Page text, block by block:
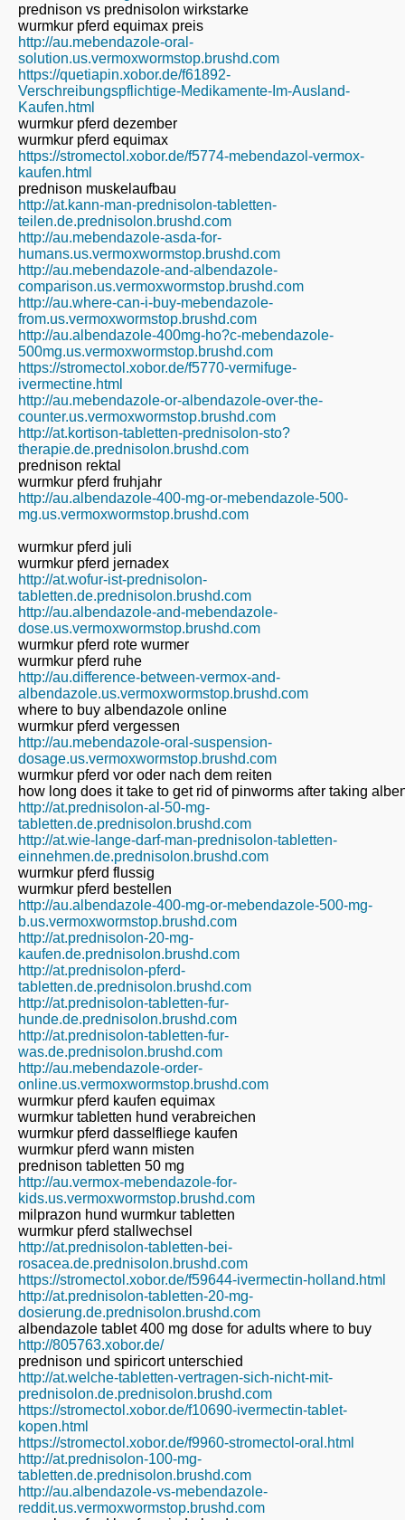
prednison vs prednisolon wirkstarke
wurmkur pferd equimax preis
http://au.mebendazole-oral-
solution.us.vermoxwormstop.brushd.com
https://quetiapin.xobor.de/f61892-
Verschreibungspflichtige-Medikamente-Im-Ausland-
Kaufen.html
wurmkur pferd dezember
wurmkur pferd equimax
https://stromectol.xobor.de/f5774-mebendazol-vermox-
kaufen.html
prednison muskelaufbau
http://at.kann-man-prednisolon-tabletten-
teilen.de.prednisolon.brushd.com
http://au.mebendazole-asda-for-
humans.us.vermoxwormstop.brushd.com
http://au.mebendazole-and-albendazole-
comparison.us.vermoxwormstop.brushd.com
http://au.where-can-i-buy-mebendazole-
from.us.vermoxwormstop.brushd.com
http://au.albendazole-400mg-ho?c-mebendazole-
500mg.us.vermoxwormstop.brushd.com
https://stromectol.xobor.de/f5770-vermifuge-
ivermectine.html
http://au.mebendazole-or-albendazole-over-the-
counter.us.vermoxwormstop.brushd.com
http://at.kortison-tabletten-prednisolon-sto?
therapie.de.prednisolon.brushd.com
prednison rektal
wurmkur pferd fruhjahr
http://au.albendazole-400-mg-or-mebendazole-500-
mg.us.vermoxwormstop.brushd.com
wurmkur pferd juli
wurmkur pferd jernadex
http://at.wofur-ist-prednisolon-
tabletten.de.prednisolon.brushd.com
http://au.albendazole-and-mebendazole-
dose.us.vermoxwormstop.brushd.com
wurmkur pferd rote wurmer
wurmkur pferd ruhe
http://au.difference-between-vermox-and-
albendazole.us.vermoxwormstop.brushd.com
where to buy albendazole online
wurmkur pferd vergessen
http://au.mebendazole-oral-suspension-
dosage.us.vermoxwormstop.brushd.com
wurmkur pferd vor oder nach dem reiten
how long does it take to get rid of pinworms after taking
http://at.prednisolon-al-50-mg-
tabletten.de.prednisolon.brushd.com
http://at.wie-lange-darf-man-prednisolon-tabletten-
einnehmen.de.prednisolon.brushd.com
wurmkur pferd flussig
wurmkur pferd bestellen
http://au.albendazole-400-mg-or-mebendazole-500-mg-
b.us.vermoxwormstop.brushd.com
http://at.prednisolon-20-mg-
kaufen.de.prednisolon.brushd.com
http://at.prednisolon-pferd-
tabletten.de.prednisolon.brushd.com
http://at.prednisolon-tabletten-fur-
hunde.de.prednisolon.brushd.com
http://at.prednisolon-tabletten-fur-
was.de.prednisolon.brushd.com
http://au.mebendazole-order-
online.us.vermoxwormstop.brushd.com
wurmkur pferd kaufen equimax
wurmkur tabletten hund verabreichen
wurmkur pferd dasselfliege kaufen
wurmkur pferd wann misten
prednison tabletten 50 mg
http://au.vermox-mebendazole-for-
kids.us.vermoxwormstop.brushd.com
milprazon hund wurmkur tabletten
wurmkur pferd stallwechsel
http://at.prednisolon-tabletten-bei-
rosacea.de.prednisolon.brushd.com
https://stromectol.xobor.de/f59644-ivermectin-holland.html
http://at.prednisolon-tabletten-20-mg-
dosierung.de.prednisolon.brushd.com
albendazole tablet 400 mg dose for adults where to buy
http://805763.xobor.de/
prednison und spiricort unterschied
http://at.welche-tabletten-vertragen-sich-nicht-mit-
prednisolon.de.prednisolon.brushd.com
https://stromectol.xobor.de/f10690-ivermectin-tablet-
kopen.html
https://stromectol.xobor.de/f9960-stromectol-oral.html
http://at.prednisolon-100-mg-
tabletten.de.prednisolon.brushd.com
http://au.albendazole-vs-mebendazole-
reddit.us.vermoxwormstop.brushd.com